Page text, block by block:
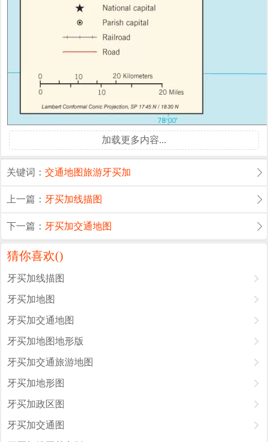
加载更多内容...
关键词：交通地图旅游牙买加
上一篇： 牙买加线描图
下一篇： 牙买加交通地图
猜你喜欢()
牙买加线描图
牙买加地图
牙买加交通地图
牙买加地图地形版
牙买加交通旅游地图
牙买加地形图
牙买加政区图
牙买加交通图